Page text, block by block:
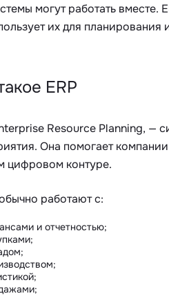
могут работать вместе.
их для планирования
ERP
Resource Planning, —
Она помогает
цифровом контуре.
работают с:
и отчетностью;